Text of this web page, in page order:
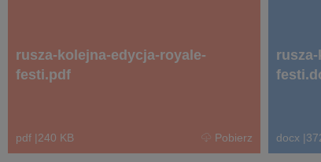
rusza-kolejna-edycja-royale-
festi.pdf
pdf |240 KB Pobierz docx |